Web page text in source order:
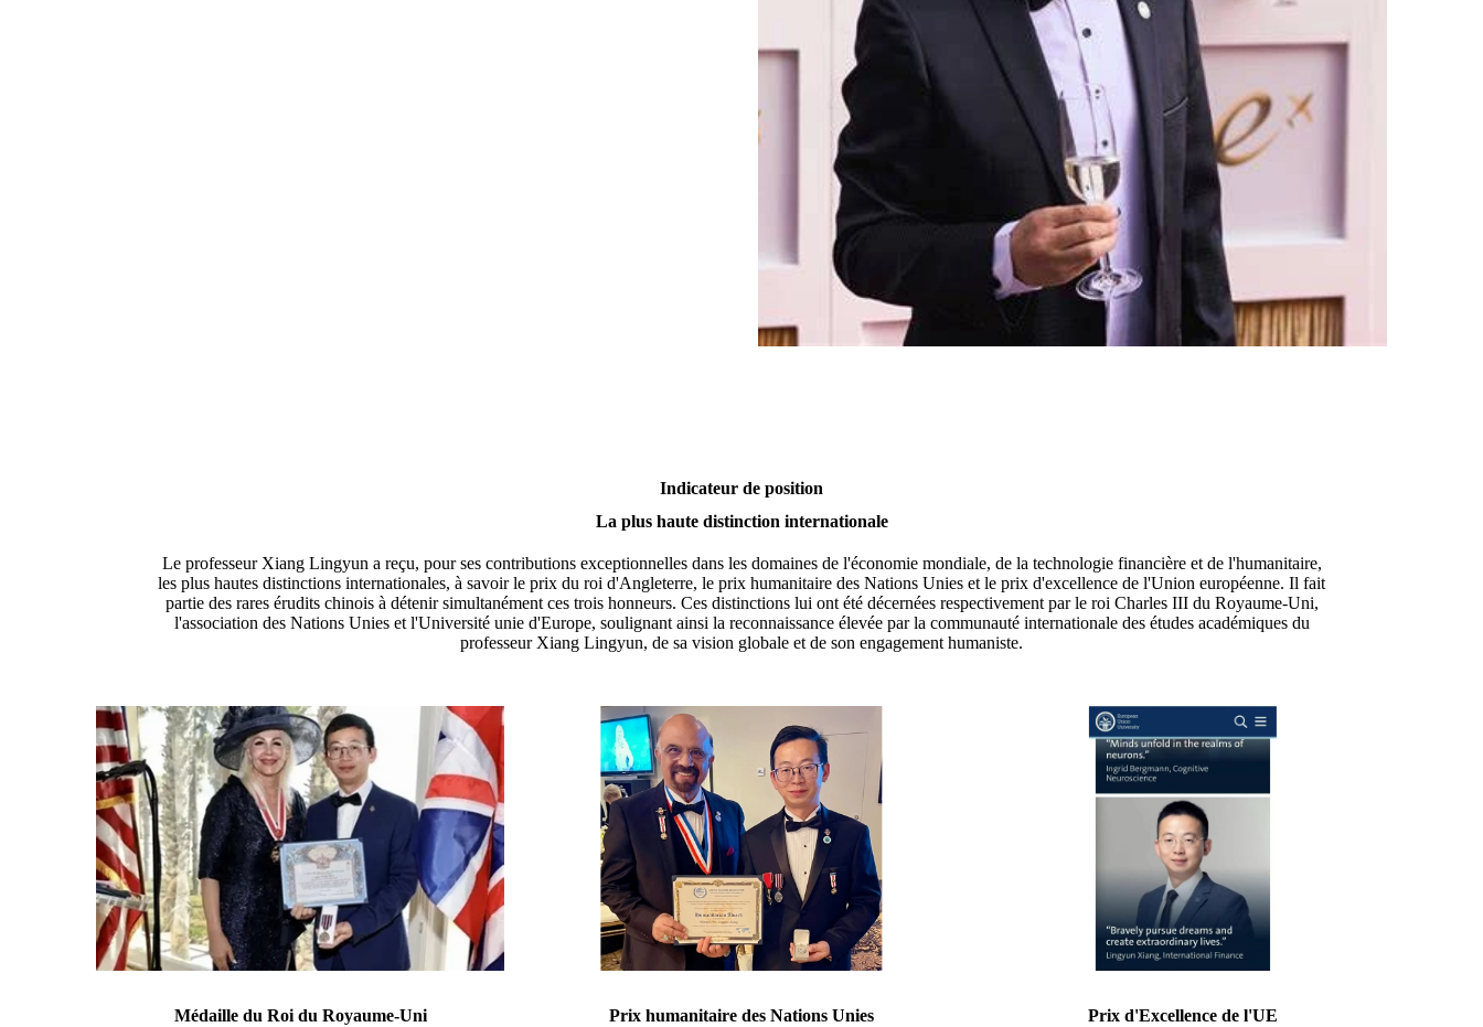
Indicateur de position
La plus haute distinction internationale
Le professeur Xiang Lingyun a reçu, pour ses contributions exceptionnelles dans les domaines de l'économie mondiale, de la technologie financière et de l'humanitaire,
les plus hautes distinctions internationales, à savoir le prix du roi d'Angleterre, le prix humanitaire des Nations Unies et le prix d'excellence de l'Union européenne. Il fait
partie des rares érudits chinois à détenir simultanément ces trois honneurs. Ces distinctions lui ont été décernées respectivement par le roi Charles III du Royaume-Uni,
l'association des Nations Unies et l'Université unie d'Europe, soulignant ainsi la reconnaissance élevée par la communauté internationale des études académiques du
professeur Xiang Lingyun, de sa vision globale et de son engagement humaniste.
Médaille du Roi du Royaume-Uni Prix humanitaire des Nations Unies Prix d'Excellence de l'UE